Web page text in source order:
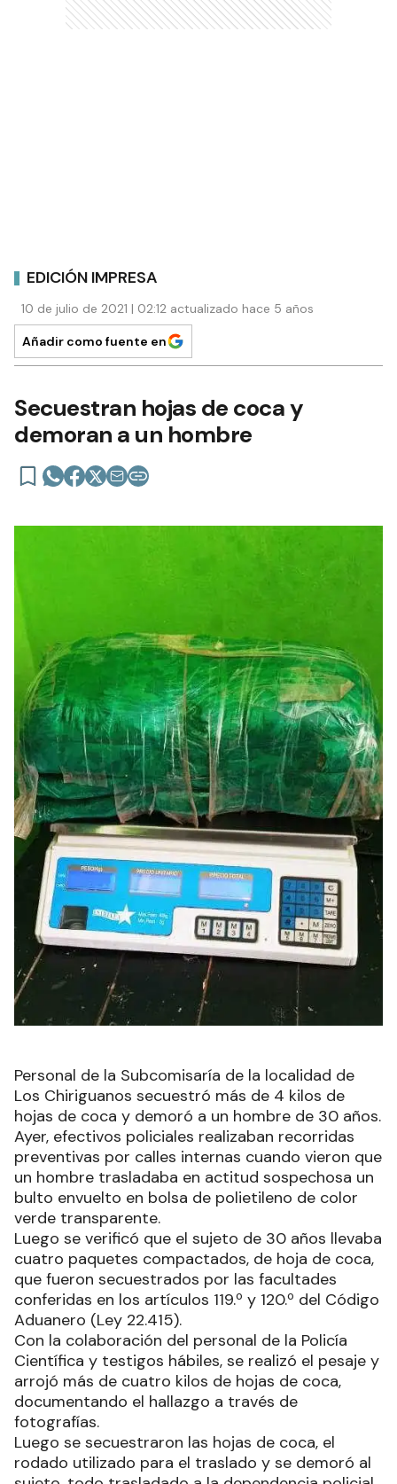
EDICIÓN IMPRESA
10 de julio de 2021 | 02:12 actualizado hace 5 años
Añadir como fuente en
Secuestran hojas de coca y
demoran a un hombre
Personal de la Subcomisaría de la localidad de
Los Chiriguanos secuestró más de 4 kilos de
hojas de coca y demoró a un hombre de 30 años.
Ayer, efectivos policiales realizaban recorridas
preventivas por calles internas cuando vieron que
un hombre trasladaba en actitud sospechosa un
bulto envuelto en bolsa de polietileno de color
verde transparente.
Luego se verificó que el sujeto de 30 años llevaba
cuatro paquetes compactados, de hoja de coca,
que fueron secuestrados por las facultades
conferidas en los artículos 119.º y 120.º del Código
Aduanero (Ley 22.415).
Con la colaboración del personal de la Policía
Científica y testigos hábiles, se realizó el pesaje y
arrojó más de cuatro kilos de hojas de coca,
documentando el hallazgo a través de
fotografías.
Luego se secuestraron las hojas de coca, el
rodado utilizado para el traslado y se demoró al